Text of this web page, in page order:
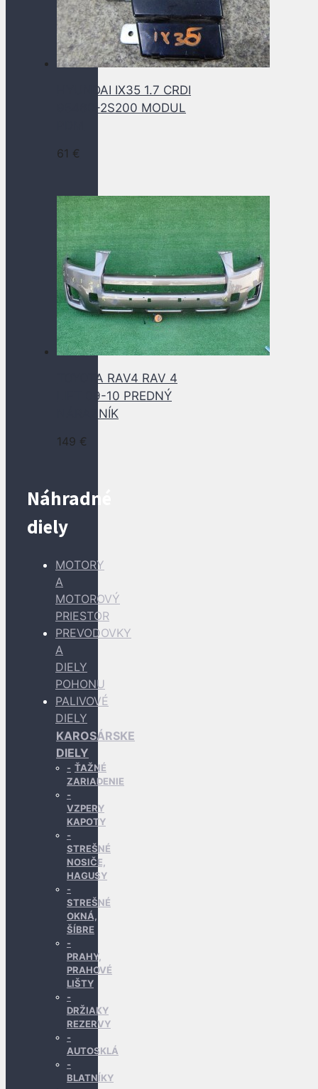
HYUNDAI IX35 1.7 CRDI
95460-2S200 MODUL
61 €
TOYOTA RAV4 RAV 4
LIFT 09-10 PREDNÝ
NÁRAZNÍK
149 €
Náhradné
diely
MOTORY
A
MOTOROVÝ
PRIESTOR
PREVODOVKY
A
DIELY
POHONU
PALIVOVÉ
DIELY
KAROSÁRSKE
DIELY
ŤAŽNÉ
ZARIADENIE
VZPERY
KAPOTY
STREŠNÉ
NOSIČE,
HAGUSY
STREŠNÉ
OKNÁ,
ŠÍBRE
PRAHY,
PRAHOVÉ
LIŠTY
DRŽIAKY
REZERVY
AUTOSKLÁ
BLATNÍKY